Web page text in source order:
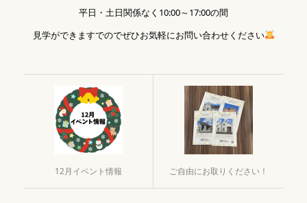
平日・土日関係なく10:00～17:00の間
見学ができますでのでぜひお気軽にお問い合わせください
12月イベント情報 ご自由にお取りください！